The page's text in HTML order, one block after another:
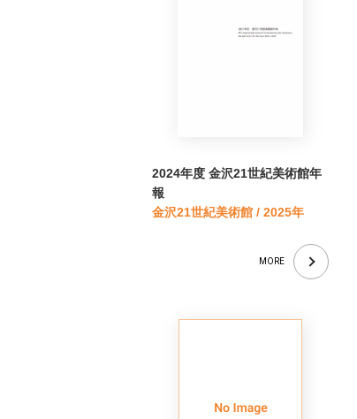
2024年度 金沢21世紀美術館年
報
金沢21世紀美術館 / 2025年
MORE